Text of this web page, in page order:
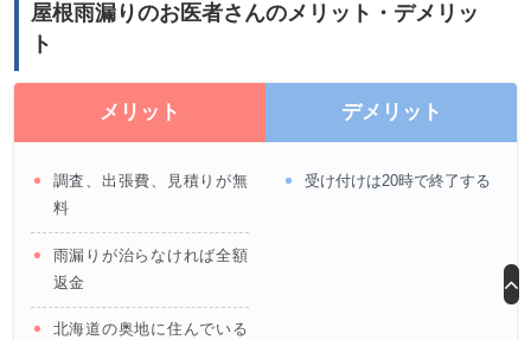
屋根雨漏りのお医者さんのメリット・デメリッ
ト
メリット
調査、出張費、見積りが無
料
雨漏りが治らなければ全額
返金
北海道の奥地に住んでいる
デメリット
受け付けは20時で終了する